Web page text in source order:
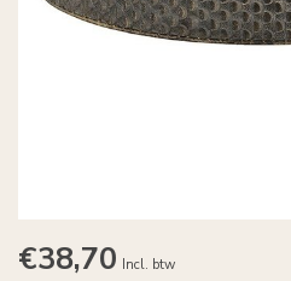
€38,70 Incl. btw